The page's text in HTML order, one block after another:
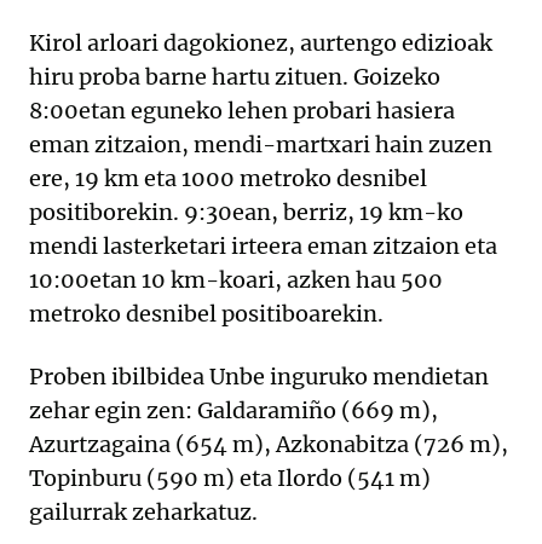
Kirol arloari dagokionez, aurtengo edizioak
hiru proba barne hartu zituen. Goizeko
8:00etan eguneko lehen probari hasiera
eman zitzaion, mendi-martxari hain zuzen
ere, 19 km eta 1000 metroko desnibel
positiborekin. 9:30ean, berriz, 19 km-ko
mendi lasterketari irteera eman zitzaion eta
10:00etan 10 km-koari, azken hau 500
metroko desnibel positiboarekin.
Proben ibilbidea Unbe inguruko mendietan
zehar egin zen: Galdaramiño (669 m),
Azurtzagaina (654 m), Azkonabitza (726 m),
Topinburu (590 m) eta Ilordo (541 m)
gailurrak zeharkatuz.